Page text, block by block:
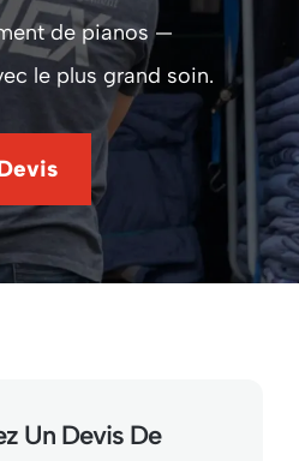
de pianos —
le plus grand soin.
Un Devis De